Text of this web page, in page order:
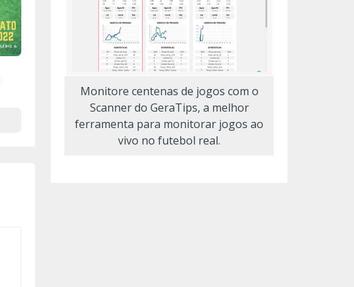
Monitore centenas de jogos com o
Scanner do GeraTips, a melhor
ferramenta para monitorar jogos ao
vivo no futebol real.